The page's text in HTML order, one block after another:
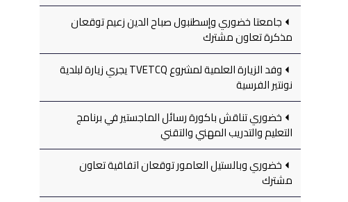
جامعتا خضوري وإسطنبول صباح الدين زعيم توقعان
مذكرة تعاون مشترك
وفد الزيارة العلمية لمشروع TVETCQ يجري زيارة لبلدية
نونتير الفرسية
خضوري تناقش باكورة رسائل الماجستير في برنامج
التعليم والتدريب المهني والتقني
خضوري وبالستيل العامور توقعان اتفاقية تعاون
مشترك